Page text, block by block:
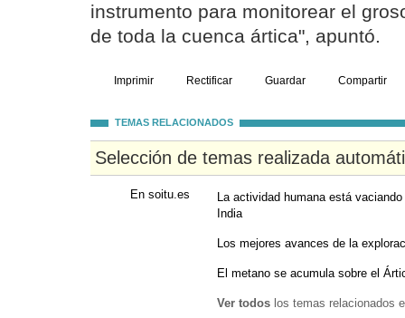
instrumento para monitorear el
de toda la cuenca ártica", apuntó.
Imprimir Rectificar Guardar Compartir
TEMAS RELACIONADOS
Selección de temas realizada
En soitu.es
La actividad humana está
India
Los mejores avances de la
El metano se acumula sobre el
Ver todos los temas relacionados